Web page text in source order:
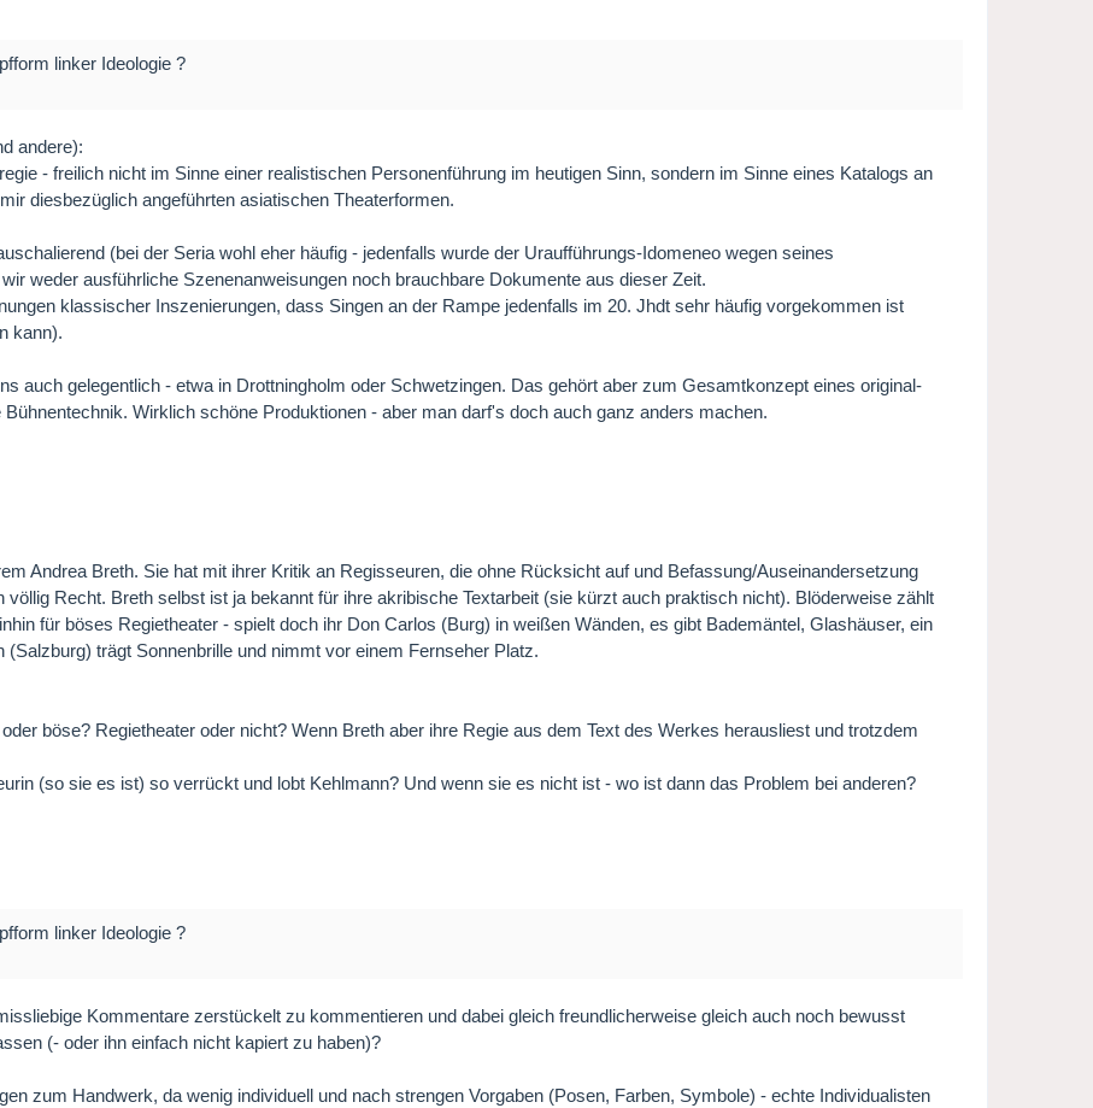
linker Ideologie ?
andere):
- freilich nicht im Sinne einer realistischen Personenführung im heutigen Sinn, sondern im Sinne eines Katalogs an
diesbezüglich angeführten asiatischen Theaterformen.
(bei der Seria wohl eher häufig - jedenfalls wurde der Uraufführungs-Idomeneo wegen seines
weder ausführliche Szenenanweisungen noch brauchbare Dokumente aus dieser Zeit.
klassischer Inszenierungen, dass Singen an der Rampe jedenfalls im 20. Jhdt sehr häufig vorgekommen ist
kann).
auch gelegentlich - etwa in Drottningholm oder Schwetzingen. Das gehört aber zum Gesamtkonzept eines original-
Wirklich schöne Produktionen - aber man darf's doch auch ganz anders machen.
Andrea Breth. Sie hat mit ihrer Kritik an Regisseuren, die ohne Rücksicht auf und Befassung/Auseinandersetzung
völlig Recht. Breth selbst ist ja bekannt für ihre akribische Textarbeit (sie kürzt auch praktisch nicht). Blöderweise zählt
für böses Regietheater - spielt doch ihr Don Carlos (Burg) in weißen Wänden, es gibt Bademäntel, Glashäuser, ein
trägt Sonnenbrille und nimmt vor einem Fernseher Platz.
böse? Regietheater oder nicht? Wenn Breth aber ihre Regie aus dem Text des Werkes herausliest und trotzdem
(so sie es ist) so verrückt und lobt Kehlmann? Und wenn sie es nicht ist - wo ist dann das Problem bei anderen?
linker Ideologie ?
Kommentare zerstückelt zu kommentieren und dabei gleich freundlicherweise gleich auch noch bewusst
(- oder ihn einfach nicht kapiert zu haben)?
zum Handwerk, da wenig individuell und nach strengen Vorgaben (Posen, Farben, Symbole) - echte Individualisten